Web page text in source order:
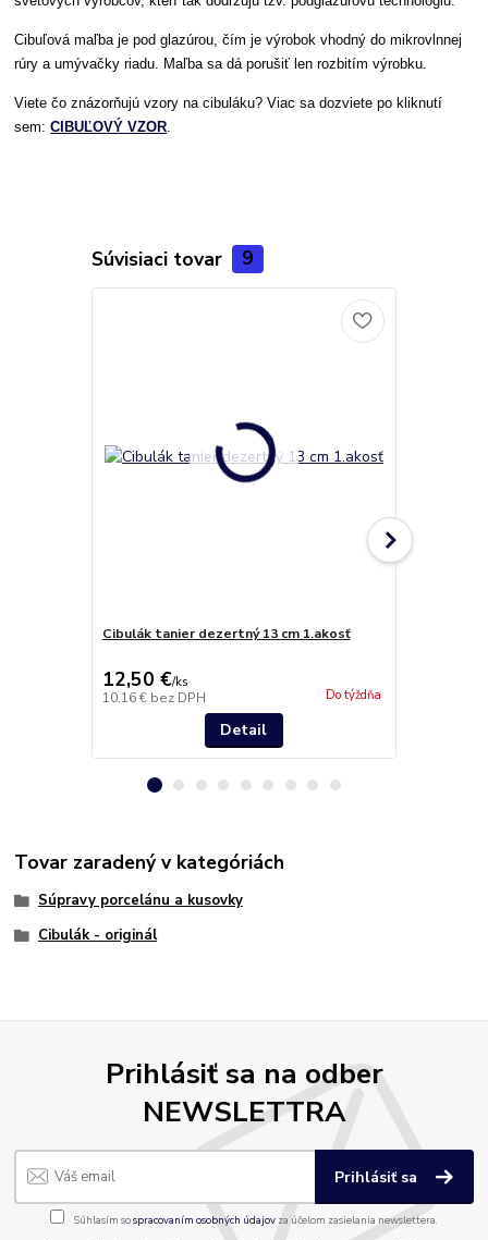
Cibuľová maľba je pod glazúrou, čím je výrobok vhodný do mikrovlnnej
rúry a umývačky riadu. Maľba sa dá porušiť len rozbitím výrobku.
Viete čo znázorňujú vzory na cibuláku? Viac sa dozviete po kliknutí
sem:CIBUĽOVÝ VZOR.
Súvisiaci tovar 9
Cibulák tanier dezertný 13 cm 1.akosť
12,50 €/ks
10,16 € bez DPH Do týždňa
Detail
Tovar zaradený v kategóriách
Súpravy porcelánu a kusovky
Cibulák - originál
Prihlásiť sa na odber
NEWSLETTRA
Prihlásiť sa
Súhlasím sospracovaním osobných údajov za účelom zasielania newslettera.